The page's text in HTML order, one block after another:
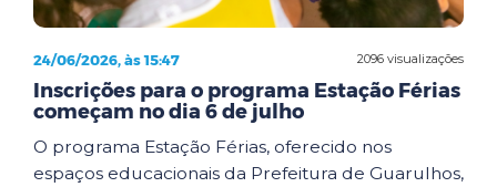
2096 visualizações
24/06/2026, às 15:47
Inscrições para o programa Estação Férias
começam no dia 6 de julho
O programa Estação Férias, oferecido nos
espaços educacionais da Prefeitura de Guarulhos,